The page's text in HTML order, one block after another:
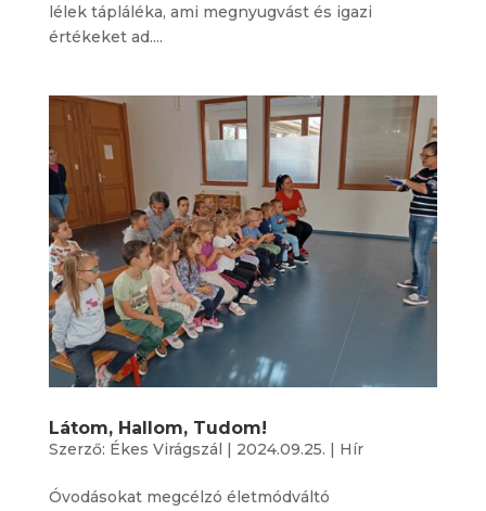
lélek tápláléka, ami megnyugvást és igazi
értékeket ad....
Látom, Hallom, Tudom!
Szerző: Ékes Virágszál 2024.09.25. Hír
Óvodásokat megcélzó életmódváltó